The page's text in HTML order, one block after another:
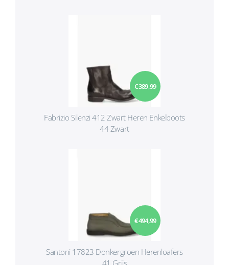
€ 389,99
Fabrizio Silenzi 412 Zwart Heren Enkelboots
44 Zwart
€ 494,99
Santoni 17823 Donkergroen Herenloafers
41 Grijs